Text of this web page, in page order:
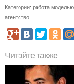
Категории: работа моделью
агентство
Читайте также